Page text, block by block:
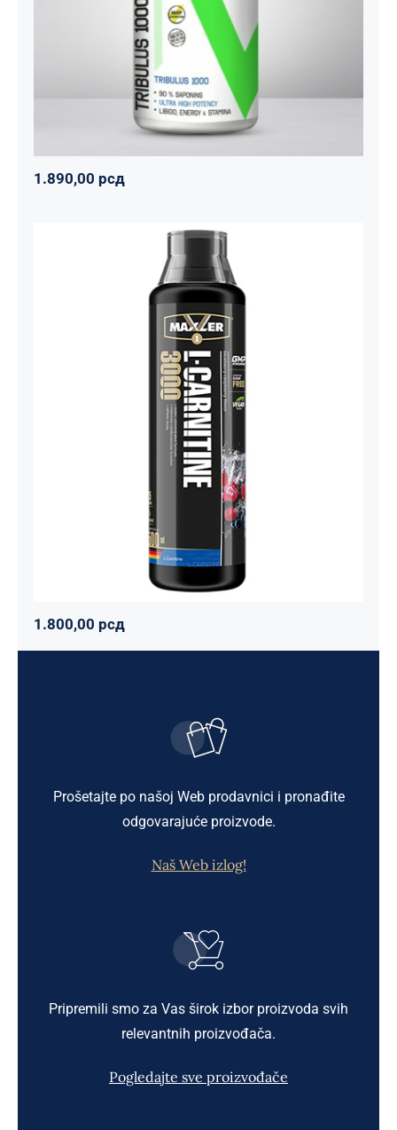
Svi proizvodi Vitalikum
1.890,00 рсд
1.890,00 рсд
Carnitine Liquid Comfortable Shape
3000 – 500 ml
Mršavko Svi proizvodi
1.800,00рсд
1.800,00 рсд
Prošetajte po našoj Web prodavnici i pronađite
odgovarajuće proizvode.
Naš Web izlog!
Pripremili smo za Vas širok izbor proizvoda svih
relevantnih proizvođača.
Pogledajte sve proizvođače